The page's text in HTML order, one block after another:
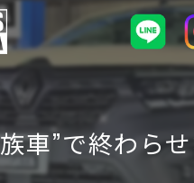
車”で終わらせ